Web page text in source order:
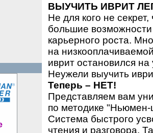
ВЫУЧИТЬ ИВРИТ
Не для кого не
большие
карьерного роста.
на
иврит остановился
Неужели выучить
Теперь – НЕТ!
Представляем вам
по методике "Ньюмен-
Система быстрого
чтения и разговора.